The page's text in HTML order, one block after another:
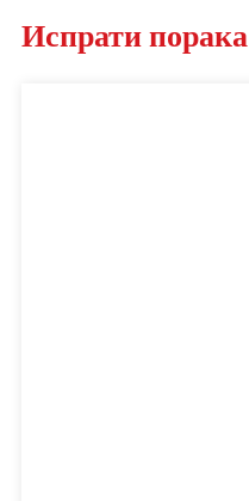
Испрати порака